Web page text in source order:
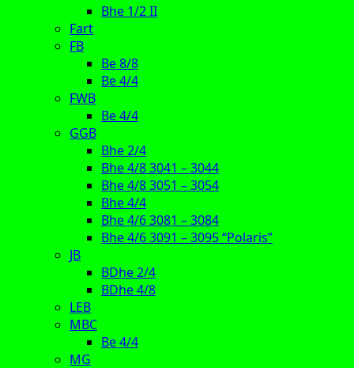
Bhe 1/2 II
Fart
FB
Be 8/8
Be 4/4
FWB
Be 4/4
GGB
Bhe 2/4
Bhe 4/8 3041 – 3044
Bhe 4/8 3051 – 3054
Bhe 4/4
Bhe 4/6 3081 – 3084
Bhe 4/6 3091 – 3095 “Polaris”
JB
BDhe 2/4
BDhe 4/8
LEB
MBC
Be 4/4
MG